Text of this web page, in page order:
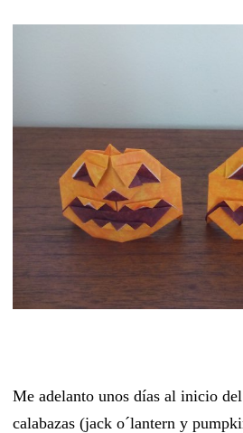
Me adelanto unos días al inicio
calabazas (jack o´lantern y